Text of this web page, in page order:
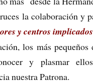
la colaboración y
y centros implicados
los más
y plasmar
nuestra Patrona.